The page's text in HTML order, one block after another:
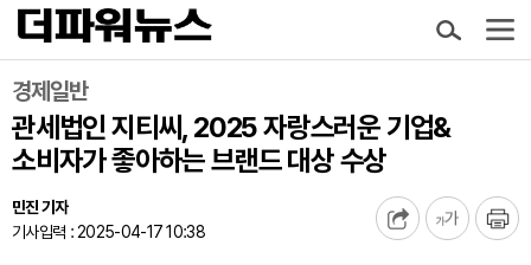
경제일반
관세법인 지티씨, 2025 자랑스러운 기업&
소비자가 좋아하는 브랜드 대상 수상
민진 기자
기사입력 : 2025-04-17 10:38